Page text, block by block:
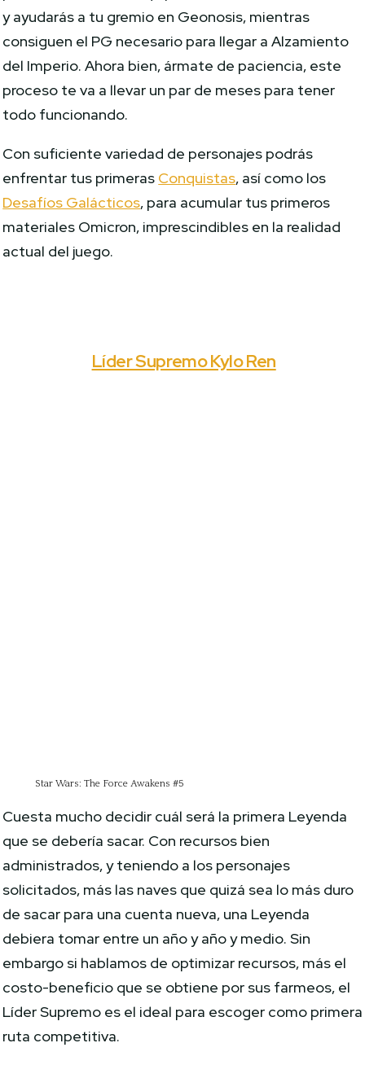
y ayudarás a tu gremio en Geonosis, mientras
consiguen el PG necesario para llegar a Alzamiento
del Imperio. Ahora bien, ármate de paciencia, este
proceso te va a llevar un par de meses para tener
todo funcionando.
Con suficiente variedad de personajes podrás
enfrentar tus primeras Conquistas, así como los
Desafíos Galácticos, para acumular tus primeros
materiales Omicron, imprescindibles en la realidad
actual del juego.
Líder Supremo Kylo Ren
Star Wars: The Force Awakens #5
Cuesta mucho decidir cuál será la primera Leyenda
que se debería sacar. Con recursos bien
administrados, y teniendo a los personajes
solicitados, más las naves que quizá sea lo más duro
de sacar para una cuenta nueva, una Leyenda
debiera tomar entre un año y año y medio. Sin
embargo si hablamos de optimizar recursos, más el
costo-beneficio que se obtiene por sus farmeos, el
Líder Supremo es el ideal para escoger como primera
ruta competitiva.